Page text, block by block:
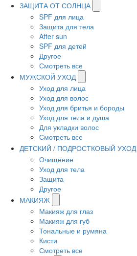
ЗАЩИТА ОТ СОЛНЦА
SPF для лица
Защита для тела
After sun
SPF для детей
Другое
Смотреть все
МУЖСКОЙ УХОД
Уход для лица
Уход для волос
Уход для бритья и бороды
Уход для тела и душа
Для укладки волос
Смотреть все
ДЕТСКИЙ / ПОДРОСТКОВЫЙ УХОД
Очищение
Уход для тела
Защита
Другое
МАКИЯЖ
Макияж для глаз
Макияж для губ
Тональные и румяна
Кисти
Смотреть все